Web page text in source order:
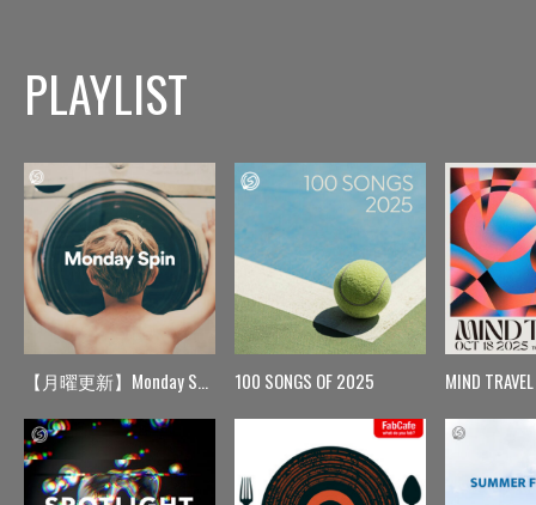
PLAYLIST
【月曜更新】Monday Spin 100 SONGS OF 2025 MIND TRAVEL